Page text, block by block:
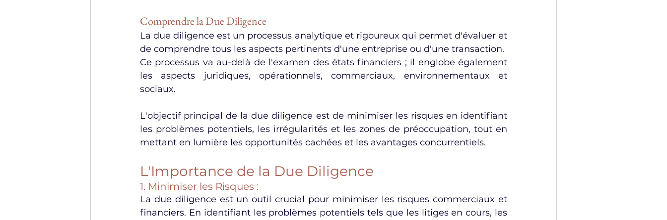
Comprendre la Due Diligence
La due diligence est un processus analytique et rigoureux qui permet d'évaluer et
de comprendre tous les aspects pertinents d'une entreprise ou d'une transaction.
Ce processus va au-delà de l'examen des états financiers ; il englobe également
les aspects juridiques, opérationnels, commerciaux, environnementaux et
sociaux.
L'objectif principal de la due diligence est de minimiser les risques en identifiant
les problèmes potentiels, les irrégularités et les zones de préoccupation, tout en
mettant en lumière les opportunités cachées et les avantages concurrentiels.
L'Importance de la Due Diligence
1. Minimiser les Risques :
La due diligence est un outil crucial pour minimiser les risques commerciaux et
financiers. En identifiant les problèmes potentiels tels que les litiges en cours, les